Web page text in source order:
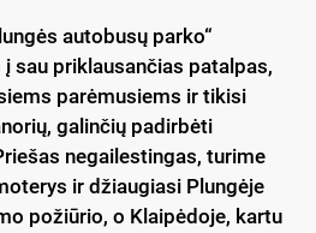
autobusų parko“
sau priklausančias patalpas,
parėmusiems ir tikisi
galinčių padirbėti
negailestingas, turime
ir džiaugiasi Plungėje
požiūrio, o Klaipėdoje, kartu